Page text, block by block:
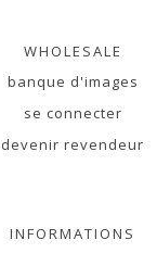
WHOLESALE
banque d'images
se connecter
devenir revendeur
INFORMATIONS